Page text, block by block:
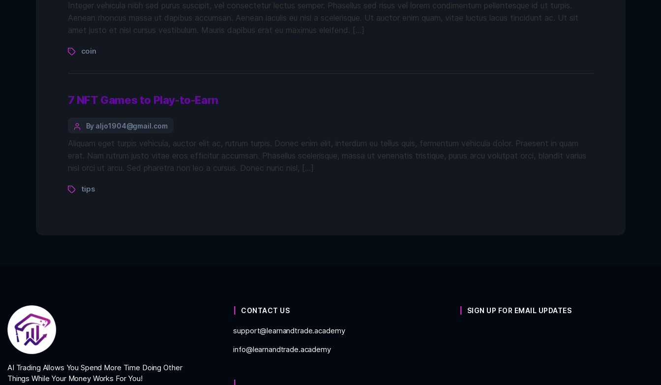
Integer vehicula nibh sed purus suscipit, vel consectetur lectus semper. Phasellus sed risus vel lorem condimentum pellentesque id ut turpis.
Aenean rhoncus massa ut dapibus accumsan. Aenean iaculis eu nisi a scelerisque. Ut auctor enim quam, vitae luctus lacus tincidunt ac. Ut sit
amet justo et nisl cursus vestibulum. Mauris dapibus erat eu maximus eleifend. […]
coin
7 NFT Games to Play-to-Earn
By aljo1904@gmail.com
Aliquam eget turpis vehicula, auctor elit ac, rutrum turpis. Donec enim elit, interdum eu tellus quis, fermentum vehicula dolor. Praesent in quam
erat. Nam rutrum justo vitae eros efficitur accumsan. Phasellus scelerisque, massa ut venenatis tristique, purus arcu volutpat orci, blandit varius
nisl orci ut arcu. Sed pharetra non leo a cursus. Donec nunc nisl, […]
tips
AI Trading Allows You Spend More Time Doing Other
Things While Your Money Works For You!
CONTACT US
support@learnandtrade.academy
info@learnandtrade.academy
SIGN UP FOR EMAIL UPDATES